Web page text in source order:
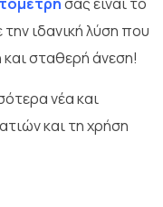
ιδανική λύση που
σταθερή άνεση!
νέα και
και τη χρήση